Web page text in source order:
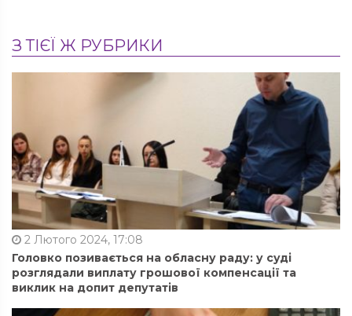
З ТІЄЇ Ж РУБРИКИ
2 Лютого 2024, 17:08
Головко позивається на обласну раду: у суді
розглядали виплату грошової компенсації та
виклик на допит депутатів